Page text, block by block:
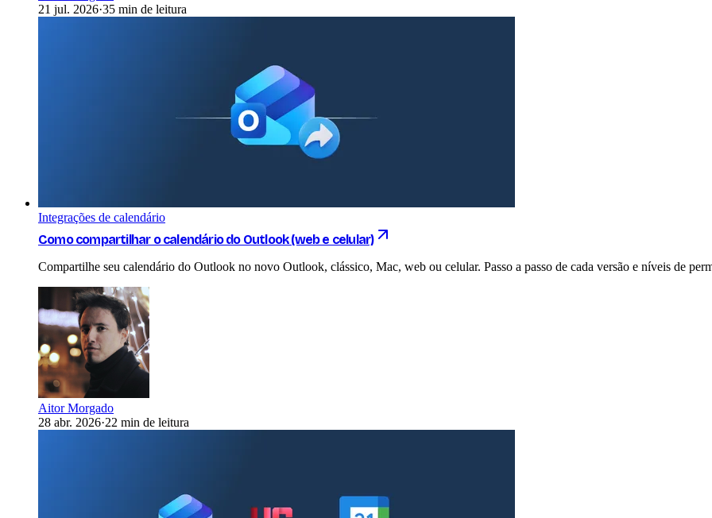
21 jul. 2026·35 min de leitura
Integrações de calendário
Como compartilhar o calendário do Outlook (web e celular)
Compartilhe seu calendário do Outlook no novo Outlook, clássico, Mac, web ou celular. Passo a passo de cada versão e níveis de
Aitor Morgado
28 abr. 2026·22 min de leitura